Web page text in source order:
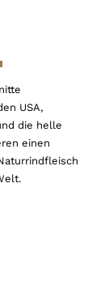
USA,
die helle
einen